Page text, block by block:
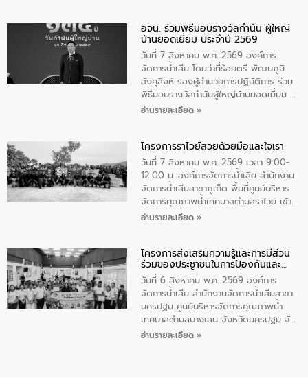
ทิพย์คำ รองผู้ว่าราชการจังหวัดมุกดาหาร
เป็นประธานในพิธี ณ เรือนจําชั่วคราวนาโสก
ตําบลนาโสก อําเภอเมืองมุกดาหาร จังหวัด
มุกดาหาร โดยในกิจกรรมได้ร่วมปลูกป่า และ
ทําความสะอาดภายในบริเวณ จัดกิจกรรม
เพื่อถวายเป็นพระราชกุศล สมเด็จพระนาง
เจ้าสิริกิติ์พระบรมราชินีนาถ พระบรมราช
อจน. ร่วมพิธีมอบรางวัลกำนัน ผู้ใหญ่
บ้านยอดเยี่ยม ประจำปี 2569
วันที่ 7 สิงหาคม พ.ศ. 2569 องค์การ
จัดการน้ำเสีย โดยว่าที่ร้อยตรี พัฒนภูมิ
อังศุสิงห์ รองผู้อำนวยการปฏิบัติการ ร่วม
พิธีมอบรางวัลกำนันผู้ใหญ่บ้านยอดเยี่ยม ณ
ทำเนียบรัฐบาล โดยมีนายอนุทิน ชาญวีรกูล
ทองคำและประกาศเกียรติคุณให้แก่ กำนัน
ผู้ใหญ่บ้านยอดเยี่ยม พร้อมกล่าวชื่นชม ให้
โอวาท และมอบนโยบาย
อ่านรายละเอียด »
โครงการราไวย์สวยด้วยมือและใจเรา
วันที่ 7 สิงหาคม พ.ศ. 2569 เวลา 9:00-
12:00 น. องค์การจัดการน้ำเสีย สำนักงาน
จัดการน้ำเสียสาขาภูเก็ต พื้นที่ศูนย์บริหาร
จัดการคุณภาพน้ำเทศบาลตำบลราไวย์ เข้า
ร่วมโครงการราไวย์สวยด้วยมือและใจเรา
ประชาชน ตัวแทนจากโรงแรมต่างๆ ในเขต
เทศบาลตำบลราไวย์ ศูนย์บริหารจัดการ
คุณภาพน้ำเทศบาลตำบลราไวย์ นำโดยนาย
น้อย แก้วเศษ ผู้จัดการสำนักงานจัดการน้ำ
เสียสาขาภูเก็ต พร้อมด้วยเจ้าหน้าที่ จำนวน
5 คน ร่วมทำกิจกรรม ทำความสะอาด
ชายหาดและแหล่งท่องเที่ยว ณ บริเวณ
อ่านรายละเอียด »
โครงการส่งเสริมความรู้และการมีส่วน
ร่วมของประชาชนในการป้องกันและ
แก้ไขปัญหาน้ำเสียอย่างยั่งยืน
วันที่ 6 สิงหาคม พ.ศ. 2569 องค์การ
จัดการน้ำเสีย สำนักงานจัดการน้ำเสียสาขา
นครปฐม ศูนย์บริหารจัดการคุณภาพน้ำ
เทศบาลตำบลบางเลน จังหวัดนครปฐม จัด
กิจกรรมภายใต้โครงการส่งเสริมความรู้และ
อ่านรายละเอียด »